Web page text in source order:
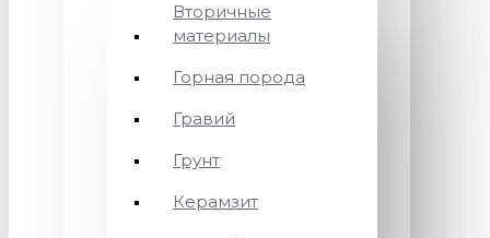
Вторичные
материалы
Горная порода
Гравий
Грунт
Керамзит